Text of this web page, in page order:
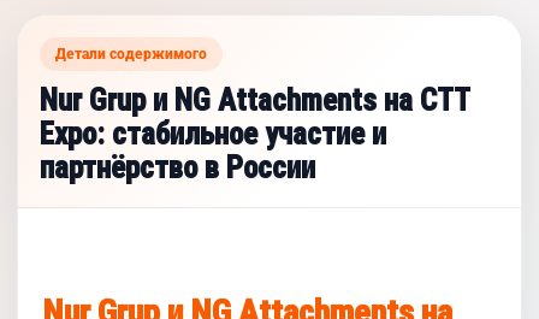
Детали содержимого
Nur Grup и NG Attachments на CTT
Expo: стабильное участие и
партнёрство в России